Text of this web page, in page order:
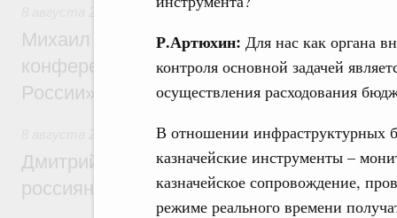
Р.Артюхин: Для нас как органа
контроля основной задачей
осуществления расходования
В отношении инфраструктурных
казначейские инструменты –
казначейское сопровождение,
режиме реального времени
Отрасль информационных технологий
Михаил Мишустин дал поручения по
конференции «Цифровая индустрия
России»
Спорт высших достижений и массовый
Дмитрий Чернышенко и Михаил
россиян с Днём физкультурника